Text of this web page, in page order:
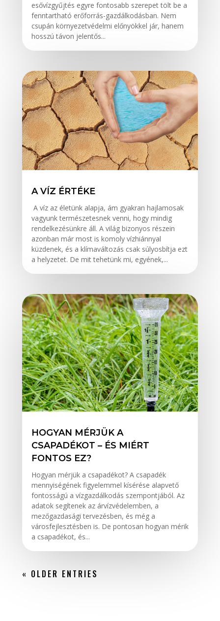
esővízgyűjtés egyre fontosabb szerepet tölt be a
fenntartható erőforrás-gazdálkodásban. Nem
csupán környezetvédelmi előnyökkel jár, hanem
hosszú távon jelentős...
A VÍZ ÉRTÉKE
A víz az életünk alapja, ám gyakran hajlamosak
vagyunk természetesnek venni, hogy mindig
rendelkezésünkre áll. A világ bizonyos részein
azonban már most is komoly vízhiánnyal
küzdenek, és a klímaváltozás csak súlyosbítja ezt
a helyzetet. De mit tehetünk mi, egyének,...
HOGYAN MÉRJÜK A
CSAPADÉKOT – ÉS MIÉRT
FONTOS EZ?
Hogyan mérjük a csapadékot? A csapadék
mennyiségének figyelemmel kísérése alapvető
fontosságú a vízgazdálkodás szempontjából. Az
adatok segítenek az árvízvédelemben, a
mezőgazdasági tervezésben, és még a
városfejlesztésben is. De pontosan hogyan mérik
a csapadékot, és...
« OLDER ENTRIES